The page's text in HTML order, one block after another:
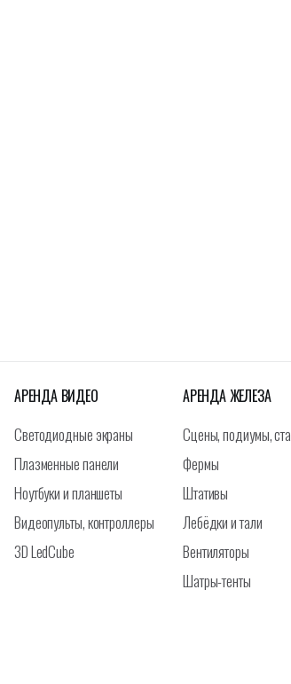
АРЕНДА ВИДЕО
Светодиодные экраны
Плазменные панели
Ноутбуки и планшеты
Видеопульты, контроллеры
3D LedCube
АРЕНДА ЖЕЛЕЗА
Сцены, подиумы,
Фермы
Штативы
Лебёдки и тали
Вентиляторы
Шатры-тенты